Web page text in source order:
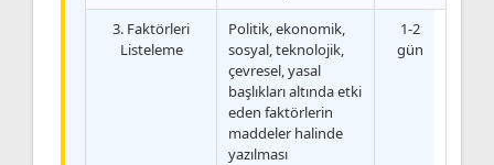
3. Faktörleri
Listeleme
Politik, ekonomik,
sosyal, teknolojik,
çevresel, yasal
başlıkları altında etki
eden faktörlerin
maddeler halinde
yazılması
1-2
gün